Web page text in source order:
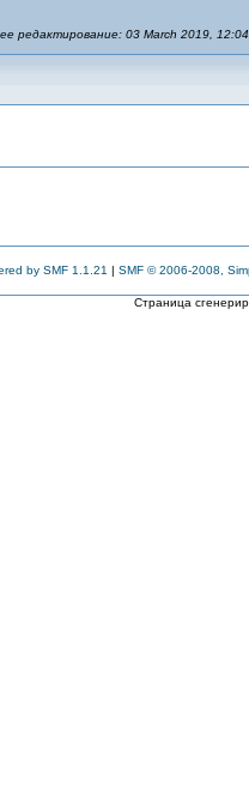
редактирование: 03 March 2019,
by SMF 1.1.21 | SMF © 2006-2008,
Страница